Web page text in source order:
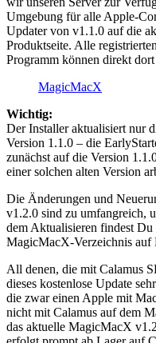
Umgebung für alle Apple-
Updater von v1.1.0 auf die
Produktseite. Alle
Programm können direkt
MagicMacX
Wichtig:
Der Installer aktualisiert nur
Version 1.1.0 – die
zunächst auf die Version
einer solchen alten Version
Die Änderungen und
v1.2.0 sind zu umfangreich,
dem Aktualisieren findest Du
MagicMacX-Verzeichnis auf
All denen, die mit Calamus
dieses kostenlose Update
die zwar einen Apple mit
nicht mit Calamus auf dem
das aktuelle MagicMacX